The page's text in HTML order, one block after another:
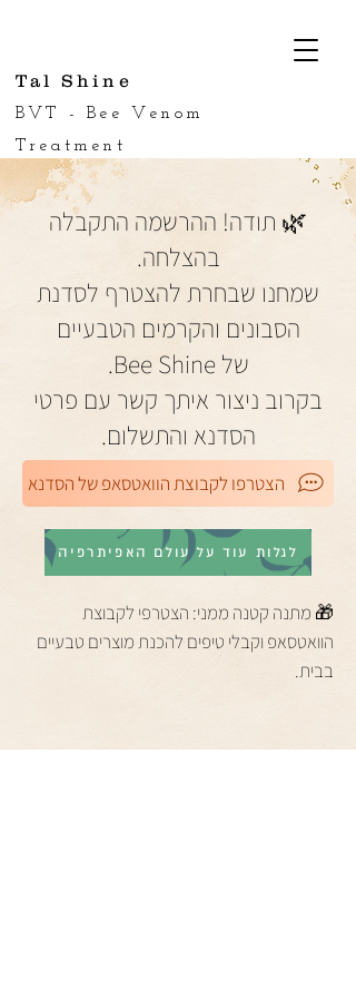
Tal Shine
BVT - Bee Venom
Treatment
🌿 תודה! ההרשמה התקבלה
בהצלחה.
שמחנו שבחרת להצטרף לסדנת
הסבונים והקרמים הטבעיים
של Bee Shine.
בקרוב ניצור איתך קשר עם פרטי
הסדנא והתשלום.
הצטרפו לקבוצת הוואטסאפ של הסדנא
לגלות עוד על עולם האפיתרפיה
🎁 מתנה קטנה ממני: הצטרפי לקבוצת
הוואטסאפ וקבלי טיפים להכנת מוצרים טבעיים
בבית.